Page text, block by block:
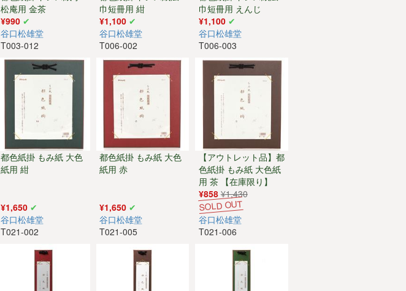
松庵用 金茶
¥990
谷口松雄堂
T003-012
巾短冊用 紺
¥1,100
谷口松雄堂
T006-002
巾短冊用 えんじ
¥1,100
谷口松雄堂
T006-003
都色紙掛 もみ紙 大色
紙用 紺
¥1,650
谷口松雄堂
T021-002
都色紙掛 もみ紙 大色
紙用 赤
¥1,650
谷口松雄堂
T021-005
【アウトレット品】都
色紙掛 もみ紙 大色紙
用 茶 【在庫限り】
¥858 ¥1,430
谷口松雄堂
T021-006